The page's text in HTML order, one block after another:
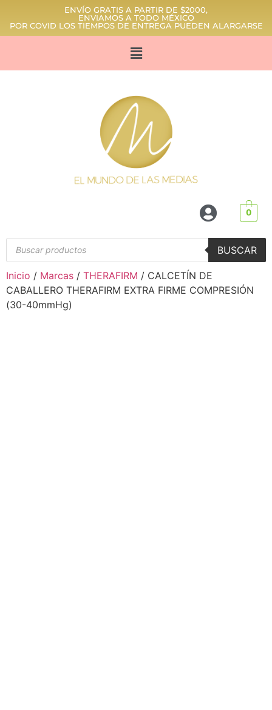
ENVÍO GRATIS A PARTIR DE $2000,
ENVIAMOS A TODO MÉXICO
POR COVID LOS TIEMPOS DE ENTREGA PUEDEN ALARGARSE
0
BUSCAR
Inicio / Marcas / THERAFIRM / CALCETÍN DE
CABALLERO THERAFIRM EXTRA FIRME COMPRESIÓN
(30-40mmHg)